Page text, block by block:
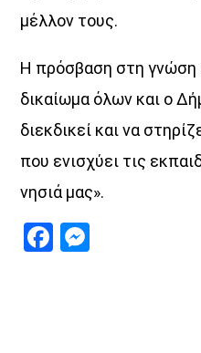
μέλλον τους.
Η πρόσβαση στη γνώση
δικαίωμα όλων και ο
διεκδικεί και να
που ενισχύει τις
νησιά μας».
Facebook